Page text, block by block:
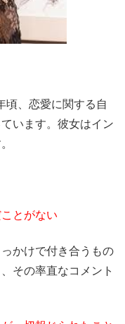
頃、恋愛に関する自
います。彼女はイン
とがない
かけで付き合うもの
その率直なコメント